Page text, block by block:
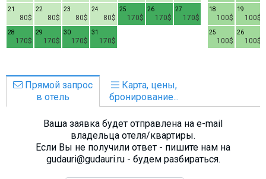
80$
21
80$
22
80$
23
80$
24
170$
25
170$
26
170$
27
170$
28
170$
29
170$
30
170$
31
100$
18
100$
19
100$
25
100$
26
Прямой запрос
в отель
Карта, цены,
бронирование...
Ваша заявка будет отправлена на e-mail
владельца отеля/квартиры.
Если Вы не получили ответ - пишите нам на
gudauri@gudauri.ru - будем разбираться.